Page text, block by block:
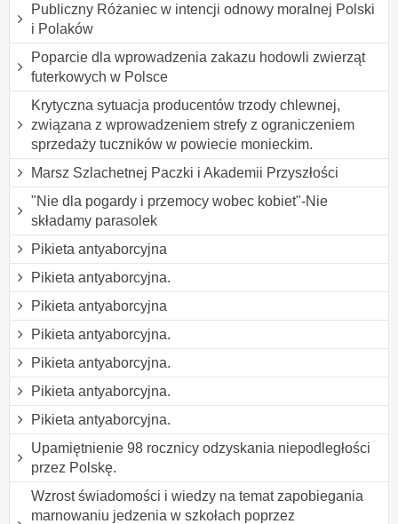
Publiczny Różaniec w intencji odnowy moralnej Polski
i Polaków
Poparcie dla wprowadzenia zakazu hodowli zwierząt
futerkowych w Polsce
Krytyczna sytuacja producentów trzody chlewnej,
związana z wprowadzeniem strefy z ograniczeniem
sprzedaży tuczników w powiecie monieckim.
Marsz Szlachetnej Paczki i Akademii Przyszłości
"Nie dla pogardy i przemocy wobec kobiet"-Nie
składamy parasolek
Pikieta antyaborcyjna
Pikieta antyaborcyjna.
Pikieta antyaborcyjna
Pikieta antyaborcyjna.
Pikieta antyaborcyjna.
Pikieta antyaborcyjna.
Pikieta antyaborcyjna.
Upamiętnienie 98 rocznicy odzyskania niepodległości
przez Polskę.
Wzrost świadomości i wiedzy na temat zapobiegania
marnowaniu jedzenia w szkołach poprzez